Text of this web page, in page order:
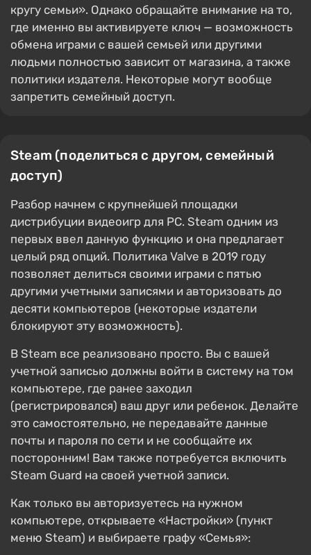
кругу семьи». Однако обращайте внимание на то,
где именно вы активируете ключ — возможность
обмена играми с вашей семьей или другими
людьми полностью зависит от магазина, а также
политики издателя. Некоторые могут вообще
запретить семейный доступ.
Steam (поделиться с другом, семейный
доступ)
Разбор начнем с крупнейшей площадки
дистрибуции видеоигр для РС. Steam одним из
первых ввел данную функцию и она предлагает
целый ряд опций. Политика Valve в 2019 году
позволяет делиться своими играми с пятью
другими учетными записями и авторизовать до
десяти компьютеров (некоторые издатели
блокируют эту возможность).
В Steam все реализовано просто. Вы с вашей
учетной записью должны войти в систему на том
компьютере, где ранее заходил
(регистрировался) ваш друг или ребенок. Делайте
это самостоятельно, не передавайте данные
почты и пароля по сети и не сообщайте их
посторонним! Вам также потребуется включить
Steam Guard на своей учетной записи.
Как только вы авторизуетесь на нужном
компьютере, открываете «Настройки» (пункт
меню Steam) и выбираете графу «Семья»: